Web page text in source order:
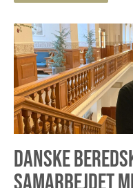
DANSKE